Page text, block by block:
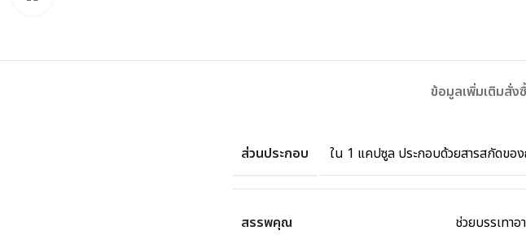
ข้อมูลเพิ่มเติมสั่ง
ส่วนประกอบ ใน 1 แคปซูล ประกอบด้วยสารสกัดขอ
สรรพคุณ ช่วยบรรเทา